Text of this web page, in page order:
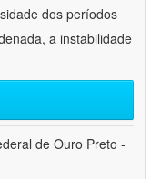
dos períodos
a instabilidade
de Ouro Preto -